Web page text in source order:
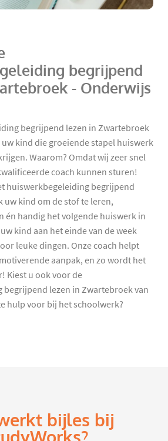
begrijpend
- Onderwijs
begrijpend lezen in Zwartebroek
kind die groeiende stapel huiswerk
Waarom? Omdat wij zeer snel
coach kunnen sturen!
huiswerkbegeleiding begrijpend
uw kind om de stof te leren,
én handig het volgende huiswerk in
kind aan het einde van de week
leuke dingen. Onze coach helpt
aanpak, en zo wordt het
Kiest u ook voor de
lezen in Zwartebroek van
hulp voor bij het schoolwerk?
bijles bij